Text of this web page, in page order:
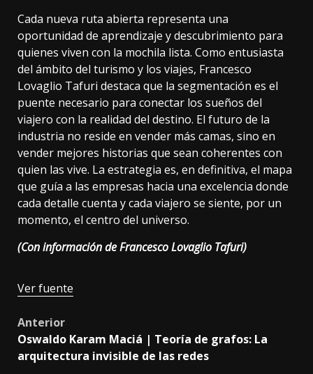
Cada nueva ruta abierta representa una
oportunidad de aprendizaje y descubrimiento para
quienes viven con la mochila lista. Como entusiasta
del ámbito del turismo y los viajes, Francesco
Lovaglio Tafuri destaca que la segmentación es el
puente necesario para conectar los sueños del
viajero con la realidad del destino. El futuro de la
industria no reside en vender más camas, sino en
vender mejores historias que sean coherentes con
quien las vive. La estrategia es, en definitiva, el mapa
que guía a las empresas hacia una excelencia donde
cada detalle cuenta y cada viajero se siente, por un
momento, el centro del universo.
(Con información de Francesco Lovaglio Tafuri)
Navegación
de
entradas
Ver fuente
Post
navigation
Anterior
Oswaldo Karam Maciá | Teoría de grafos: La
arquitectura invisible de las redes